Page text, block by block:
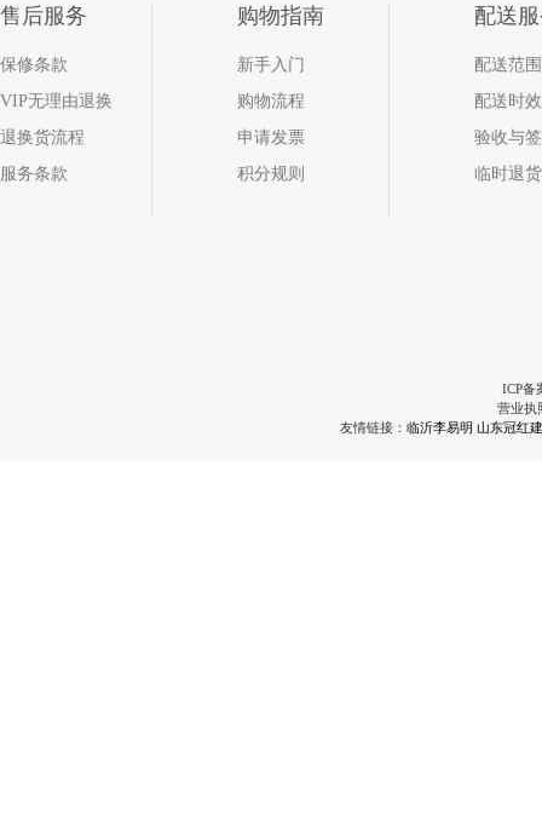
售后服务
保修条款
VIP无理由退换
退换货流程
服务条款
购物指南
新手入门
购物流程
申请发票
积分规则
配送
配送范围
配送时效
验收与
临时退货
ICP备
营业执
友情链接： 临沂李易明 山东冠红